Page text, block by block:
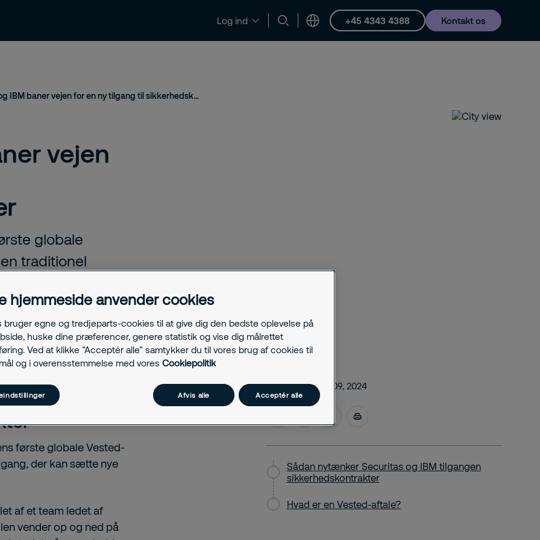
Log ind +45 4343 4388 Kontakt os
Viden og nyheder Kontakt og hjælp Karriere
Securitas og IBM baner vejen for en ny tilgang til sikkerhedskontrakter
vejen
globale
traditionel
baseret
IBM
første globale Vested-
der kan sætte nye
af et team ledet af
vender op og ned på
december 09, 2024
Sådan nytænker Securitas og IBM tilgangen
sikkerhedskontrakter
Hvad er en Vested-aftale?
hjemmeside anvender cookies
bruger egne og tredjeparts-cookies til at give dig den bedste oplevelse på
huske dine præferencer, genere statistik og vise dig målrettet
Ved at klikke ”Acceptér alle” samtykker du til vores brug af cookies til
og i overensstemmelse med vores Cookiepolitik
Afvis alle Acceptér alle